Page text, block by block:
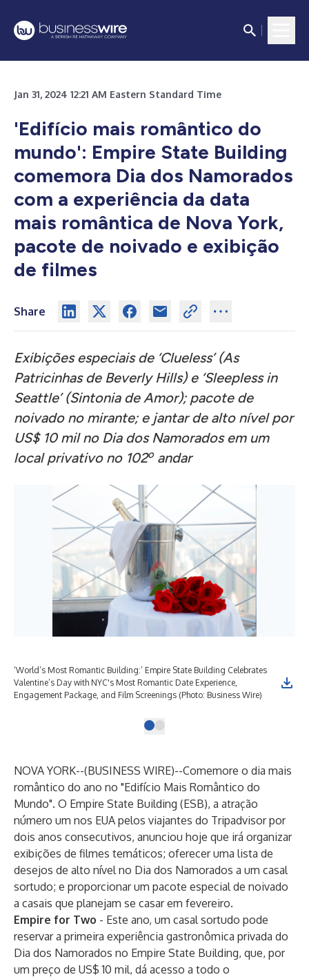
Jan 31, 2024 12:21 AM Eastern Standard Time
'Edifício mais romântico do
mundo': Empire State Building
comemora Dia dos Namorados
com a experiência da data
mais romântica de Nova York,
pacote de noivado e exibição
de filmes
Share
Exibições especiais de ‘Clueless’ (As
Patricinhas de Beverly Hills) e ‘Sleepless in
Seattle’ (Sintonia de Amor); pacote de
noivado no mirante; e jantar de alto nível por
US$ 10 mil no Dia dos Namorados em um
local privativo no 102oandar
‘World’s Most Romantic Building:’ Empire State Building Celebrates
Valentine’s Day with NYC's Most Romantic Date Experience,
Engagement Package, and Film Screenings (Photo: Business Wire)
NOVA YORK--(BUSINESS WIRE)--Comemore o dia mais
romântico do ano no "Edifício Mais Romântico do
Mundo". O Empire State Building (ESB), a atração
número um nos EUA pelos viajantes do Tripadvisor por
dois anos consecutivos, anunciou hoje que irá organizar
exibições de filmes temáticos; oferecer uma lista de
desejos de alto nível no Dia dos Namorados a um casal
sortudo; e proporcionar um pacote especial de noivado
a casais que planejam se casar em fevereiro.
Empire for Two - Este ano, um casal sortudo pode
reservar a primeira experiência gastronômica privada do
Dia dos Namorados no Empire State Building, que, por
um preço de US$ 10 mil, dá acesso a todo o